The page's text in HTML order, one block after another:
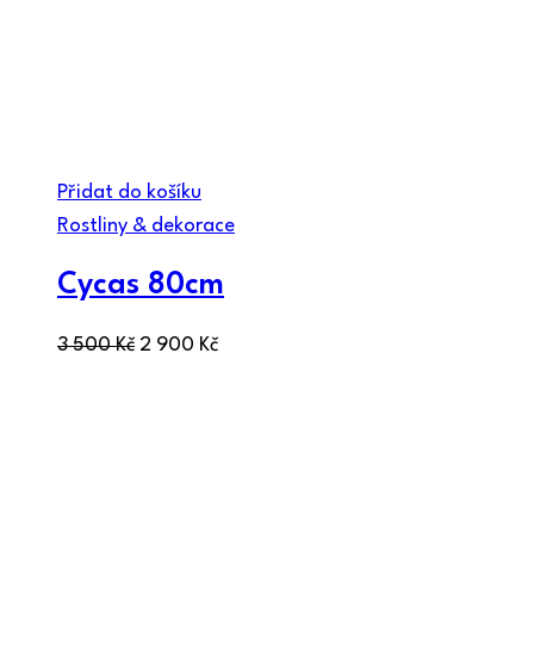
Přidat do košíku
Rostliny & dekorace
Cycas 80cm
3 500Kč 2 900 Kč